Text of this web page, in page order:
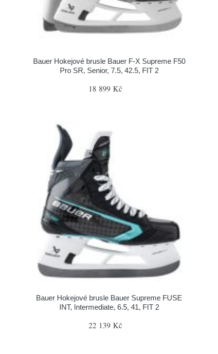
Bauer Hokejové brusle Bauer F-X Supreme F50
Pro SR, Senior, 7.5, 42.5, FIT 2
18 899 Kč
Bauer Hokejové brusle Bauer Supreme FUSE
INT, Intermediate, 6.5, 41, FIT 2
22 139 Kč